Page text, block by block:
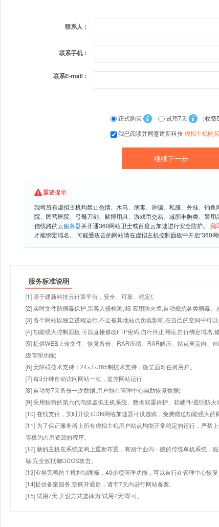
联系人：
联系手机：
联系E-mail：
正式购买 试用7天
（收费
我已阅读并同意建新科技 虚拟主机购
重要提示
我司所有虚拟主机均禁止色情、木马、病毒、诈骗、私服、外挂、钓
院、民营医院、弓驽刀剑、赌博用具、游戏币交易、减肥丰胸类、警
信线路的云服务器并开通360网站卫士或百度云加速进行安全防护。 我
才能绑定域名。 可能受攻击的网站请在虚拟主机控制面板中开启“360
服务标准说明
[1] 基于建新科技云计算平台，安全、可靠、稳定!;
[2] 实时文件防病毒保护,黑客入侵检测,IIS 应用防火墙,自动抵抗各类病毒、
[3] 各个网站以独立进程运行,不会被其他站点负载影响,在自己的空间中可
[4] 功能强大控制面板,可以直接修改FTP密码,自行停止网站,自行绑定域名,
[5] 提供WEB上传文件、恢复备份、RAR压缩、RAR解压、站点重定向、
级管理功能;
[6] 无障碍技术支持：24×7×365制技术支持，微笑面对任何用户。
[7] 每3分钟自动访问网站一次，监控网站运行.
[8] 自动每7天备份一次数据,用户能在管理中心自助恢复数据;
[9] 采用独特的第六代高级虚拟主机系统、数据双重保护、软硬件/透明防火
[10] 在线支付，实时开设,CDN网络加速器可供选购，免费赠送功能强大
[11] 为了保证服务器上所有虚拟主机用户站点均能正常稳定的运行，严禁
等极为占用资源的程序。
[12] 新的主机在系统架构上重新布置，有别于业内一般的传统单机系统，
墙,完全效抵御DDOS攻击。
[13]业界完善的主机控制面板，40余项管理功能，可以自行在管理中心恢
[14]提供备案服务,空间开通后，请于7天内进行网站备案。
[15] 试用7天.开设方式选择为"试用7天"即可。